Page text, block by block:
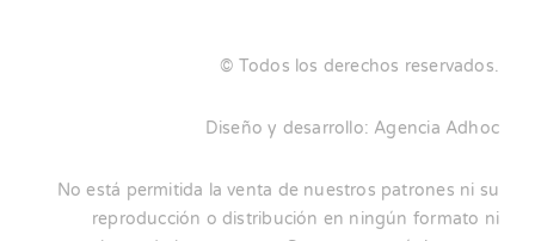
© Todos los derechos reservados.
Diseño y desarrollo: Agencia Adhoc
No está permitida la venta de nuestros patrones ni su
reproducción o distribución en ningún formato ni